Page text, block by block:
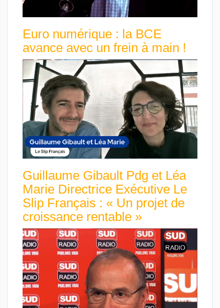
Euro numérique : la BCE
avance avec un frein à main !
Guillaume Gibault Pdg et Léa
Marie Directrice Exécutive Le
Slip Français : « Un projet de
croissance rentable »